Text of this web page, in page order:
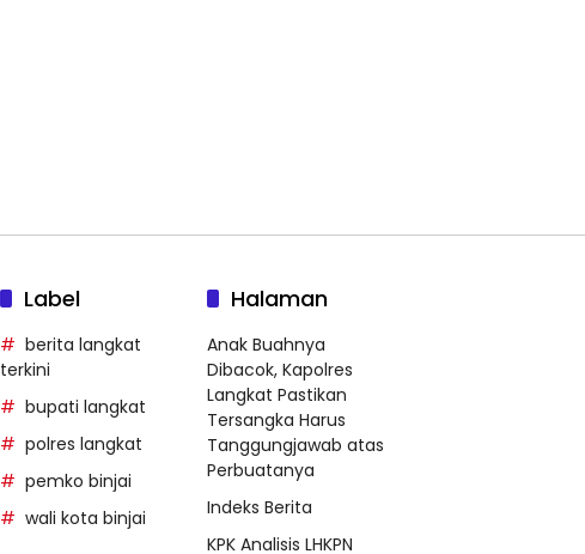
Label
berita langkat
terkini
bupati langkat
polres langkat
pemko binjai
wali kota binjai
Halaman
Anak Buahnya
Dibacok, Kapolres
Langkat Pastikan
Tersangka Harus
Tanggungjawab atas
Perbuatanya
Indeks Berita
KPK Analisis LHKPN